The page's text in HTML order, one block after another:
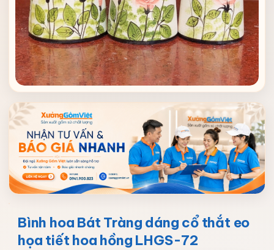
Bình hoa Bát Tràng dáng cổ thắt eo
họa tiết hoa hồng LHGS-72